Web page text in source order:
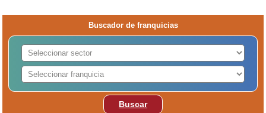
Buscador de franquicias
Buscar